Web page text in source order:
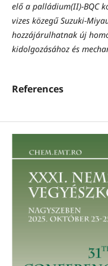
elő a palládium(II)-BQC
vizes közegű Suzuki-
hozzájárulhatnak új
kidolgozásához és
References